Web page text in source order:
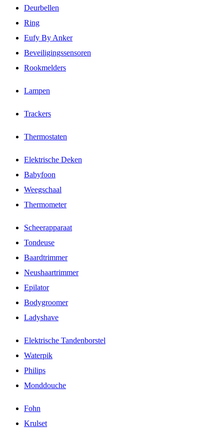
Deurbellen
Ring
Eufy By Anker
Beveiligingssensoren
Rookmelders
Lampen
Trackers
Thermostaten
Elektrische Deken
Babyfoon
Weegschaal
Thermometer
Scheerapparaat
Tondeuse
Baardtrimmer
Neushaartrimmer
Epilator
Bodygroomer
Ladyshave
Elektrische Tandenborstel
Waterpik
Philips
Monddouche
Fohn
Krulset